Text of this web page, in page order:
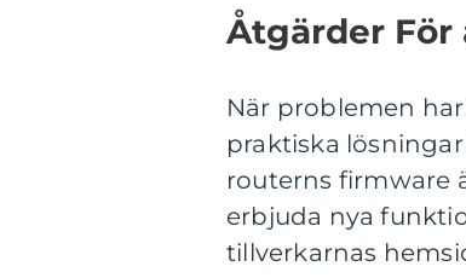
Åtgärder
När problemen
praktiska
routerns firmware
erbjuda nya
tillverkarnas